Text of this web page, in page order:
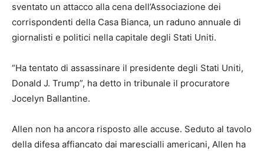
sventato un attacco alla cena dell’Associazione dei
corrispondenti della Casa Bianca, un raduno annuale di
giornalisti e politici nella capitale degli Stati Uniti.
“Ha tentato di assassinare il presidente degli Stati Uniti,
Donald J. Trump”, ha detto in tribunale il procuratore
Jocelyn Ballantine.
Allen non ha ancora risposto alle accuse. Seduto al tavolo
della difesa affiancato dai marescialli americani, Allen ha